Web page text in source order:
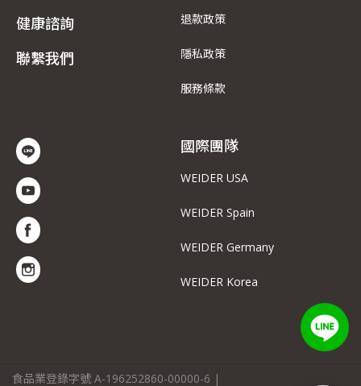
健康諮詢
聯繫我們
退款政策
隱私政策
服務條款
國際團隊
WEIDER USA
WEIDER Spain
WEIDER Germany
WEIDER Korea
食品業登錄字號 A-196252860-00000-6 |